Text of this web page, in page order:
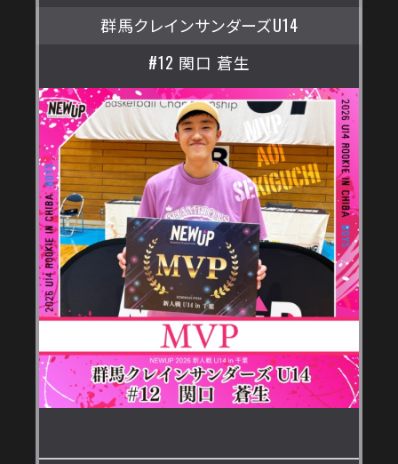
群馬クレインサンダーズU14
#12 関口 蒼生